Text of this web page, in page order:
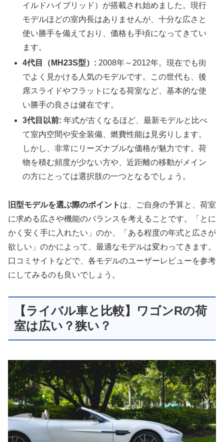
イルドハイブリッド）が搭載され始めました。現行
モデルほどの室内長はありませんが、十分な広さと
使い勝手を備えており、価格も手頃になってきてい
ます。
4代目（MH23S型）: 2008年～2012年。現在でも街
でよく見かける人気のモデルです。この世代も、後
席スライドやフラットになる荷室など、基本的な使
い勝手の良さは健在です。
3代目以前: 年式が古くなるほど、最新モデルと比べ
て室内空間や安全装備、燃費性能は見劣りします。
しかし、非常にリーズナブルな価格が魅力です。荷
物を積む頻度が少ない方や、近距離の移動がメイン
の方にとっては選択肢の一つとなるでしょう。
旧型モデルを選ぶ際のポイント は、ご自身の予算と、荷室
に求める広さや機能のバランスを考えることです。「とに
かく安く手に入れたい」のか、「ある程度の年式と広さが
欲しい」のかによって、最適なモデルは変わってきます。
口コミサイトなどで、各モデルのユーザーレビューを参考
にしてみるのも良いでしょう。
【ライバル車と比較】ワゴンRの荷
室は広い？狭い？